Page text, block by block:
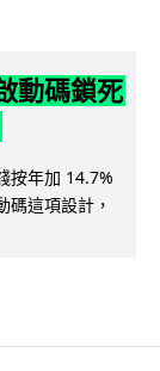
動碼鎖死
按年加 14.7%
碼這項設計，